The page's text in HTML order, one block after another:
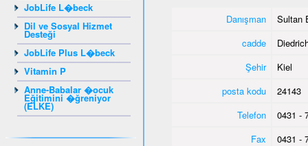
JobLife L�beck
Dil ve Sosyal Hizmet
Desteği
JobLife Plus L�beck
Vitamin P
Anne-Babalar �ocuk
Eğitimini �ğreniyor
(ELKE)
Danışman
Sultan
cadde
Şehir
Kiel
posta kodu
24143
Telefon
0431 -
Fax
0431 -